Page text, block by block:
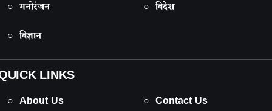
○ मनोरंजन
○ विदेश
○ विज्ञान
LINKS
○ About Us
○ Contact Us